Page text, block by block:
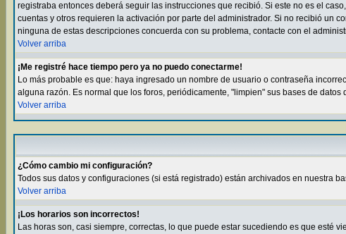
registraba entonces deberá seguir las instrucciones que recibió. Si este no es el
cuentas y otros requieren la activación por parte del administrador. Si no recibió un
ninguna de estas descripciones concuerda con su problema, contacte con el
Volver arriba
¡Me registré hace tiempo pero ya no puedo conectarme!
Lo más probable es que: haya ingresado un nombre de usuario o contraseña
alguna razón. Es normal que los foros, periódicamente, "limpien" sus bases de
Volver arriba
¿Cómo cambio mi configuración?
Todos sus datos y configuraciones (si está registrado) están archivados en nuestra
Volver arriba
¡Los horarios son incorrectos!
Las horas son, casi siempre, correctas, lo que puede estar sucediendo es que esté